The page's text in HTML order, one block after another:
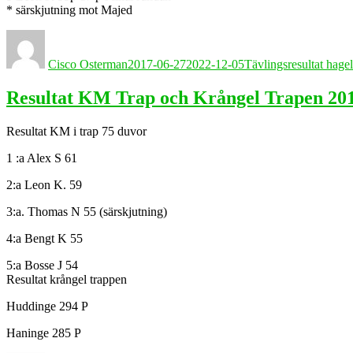
* särskjutning mot Majed
Cisco Osterman2017-06-272022-12-05Tävlingsresultat
Resultat KM Trap och Krångel Trapen
Resultat KM i trap 75 duvor
1 :a Alex S 61
2:a Leon K. 59
3:a. Thomas N 55 (särskjutning)
4:a Bengt K 55
5:a Bosse J 54
Resultat krångel trappen
Huddinge 294 P
Haninge 285 P